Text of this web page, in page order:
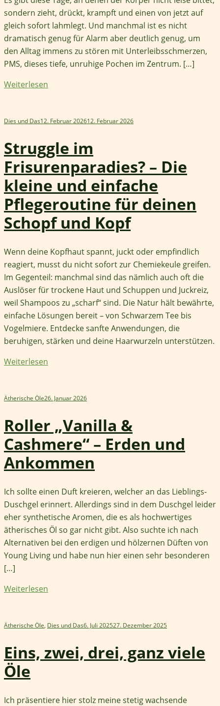
sondern zieht, drückt, krampft und einen von jetzt auf
gleich sofort lahmlegt. Und manchmal ist es nicht
dramatisch genug für Alarm aber deutlich genug, um
den Alltag immens zu stören mit Unterleibsschmerzen,
PMS, dieses tiefe, unruhige Pochen im Zentrum. […]
Weiterlesen
Dies und Das12. Februar 202612. Februar 2026
Struggle im
Frisurenparadies? – Die
kleine und einfache
Pflegeroutine für deinen
Schopf und Kopf
Wenn deine Kopfhaut spannt, juckt oder empfindlich
reagiert, musst du nicht sofort zur Chemiekeule greifen.
Im Gegenteil: manchmal sind das nämlich auch oft die
Auslöser für trockene Haut und Schuppen und Juckreiz,
weil Shampoos zu „scharf“ sind. Die Natur hält bewährte,
einfache Lösungen bereit – von Schwarzem Tee bis
Vogelmiere. Entdecke sanfte Anwendungen, die
beruhigen, stärken und deine Haarwurzeln unterstützen.
Weiterlesen
Ätherische Öle26. Januar 2026
Roller „Vanilla &
Cashmere“ – Erden und
Ankommen
Ich sollte einen Duft kreieren, welcher an das Lieblings-
Duschgel erinnert. Allerdings sind in dem Duschgel leider
eher synthetische Aromen, die es als hochwertiges
ätherisches Öl so gar nicht gibt. Also suchte ich nach
Alternativen bei den erdigen und hölzernen Düften von
Young Living und habe nun hier einen sehr besonderen
[…]
Weiterlesen
Ätherische Öle, Dies und Das6. Juli 202527. Dezember 2025
Eins, zwei, drei, ganz viele
Öle
Ich präsentiere hier stolz meine stetig wachsende